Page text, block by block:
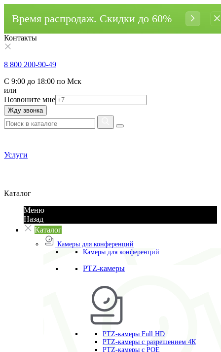
Время распродаж. Cкидки до 60%
Контакты
8 800 200-90-49
С 9:00 до 18:00 по Мск
или
Позвоните мне
Жду звонка
Услуги
Каталог
Меню
Назад
Каталог
Камеры для конференций
Камеры для конференций
PTZ-камеры
PTZ-камеры Full HD
PTZ-камеры с разрешением 4К
PTZ-камеры с POE